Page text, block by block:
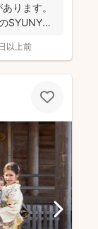
ります。
SYUNYA
以上前